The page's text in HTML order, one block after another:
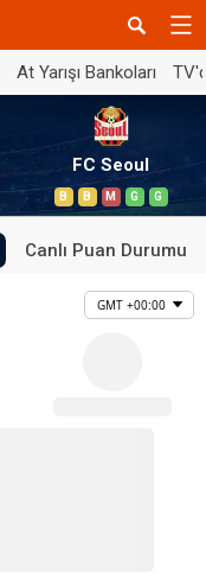
At Yarışı Bankoları
FC Seoul
B B M G G
Canlı Puan Durumu
GMT +00:00